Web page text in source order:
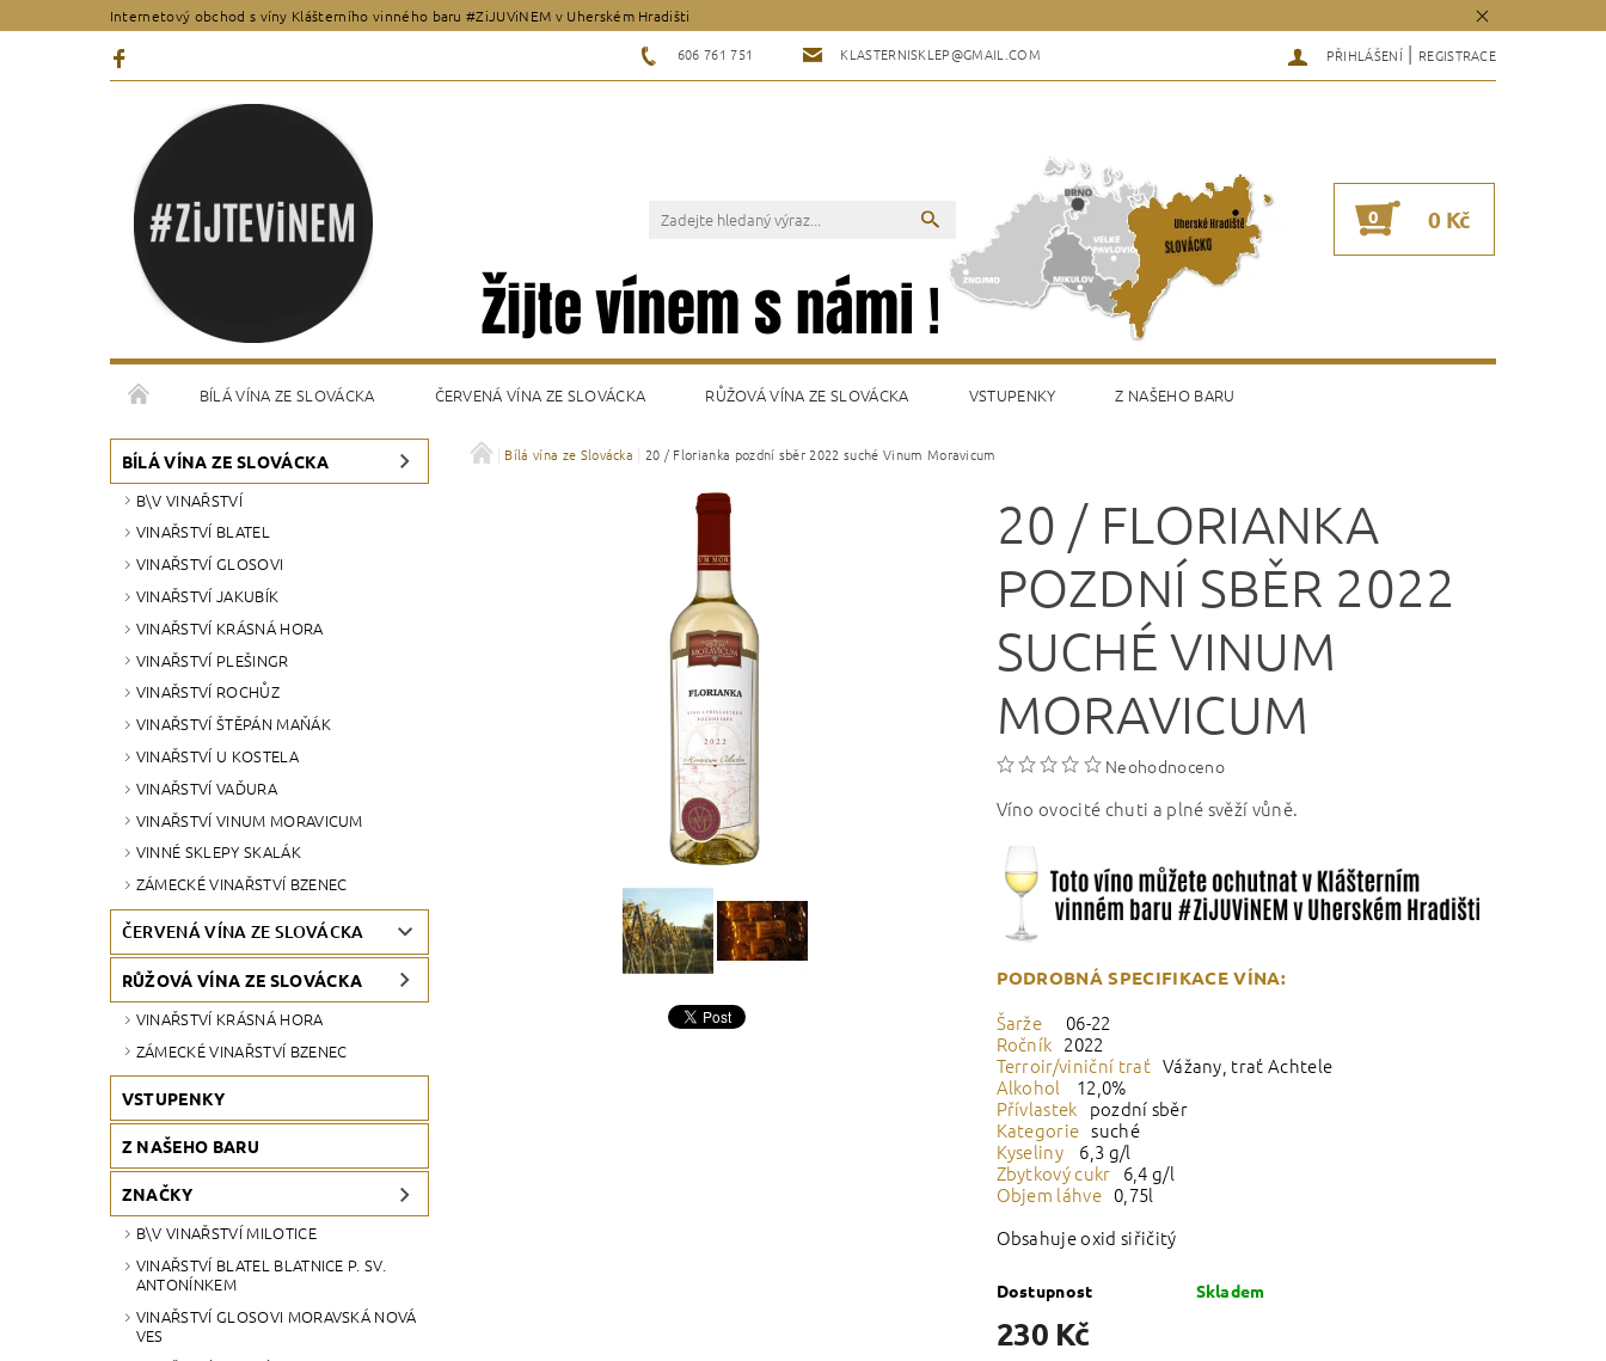
Internetový obchod s víny Klášterního vinného baru #ZiJUViNEM v Uherském Hradišti
606 761 751 KLASTERNISKLEP@GMAIL.COM PŘIHLÁŠENÍ | REGISTRACE
0 0 Kč
BÍLÁ VÍNA ZE SLOVÁCKA ČERVENÁ VÍNA ZE SLOVÁCKA RŮŽOVÁ VÍNA ZE SLOVÁCKA VSTUPENKY Z NAŠEHO BARU
VŠEOBECNÉ OBCHODNÍ PODMÍNKY KONTAKTY
BÍLÁ VÍNA ZE SLOVÁCKA
B\V VINAŘSTVÍ
VINAŘSTVÍ BLATEL
VINAŘSTVÍ GLOSOVI
VINAŘSTVÍ JAKUBÍK
VINAŘSTVÍ KRÁSNÁ HORA
VINAŘSTVÍ PLEŠINGR
VINAŘSTVÍ ROCHŮZ
VINAŘSTVÍ ŠTĚPÁN MAŇÁK
VINAŘSTVÍ U KOSTELA
VINAŘSTVÍ VAĎURA
VINAŘSTVÍ VINUM MORAVICUM
VINNÉ SKLEPY SKALÁK
ZÁMECKÉ VINAŘSTVÍ BZENEC
ČERVENÁ VÍNA ZE SLOVÁCKA
RŮŽOVÁ VÍNA ZE SLOVÁCKA
VINAŘSTVÍ KRÁSNÁ HORA
ZÁMECKÉ VINAŘSTVÍ BZENEC
VSTUPENKY
Z NAŠEHO BARU
ZNAČKY
B\V VINAŘSTVÍ MILOTICE
VINAŘSTVÍ BLATEL BLATNICE P. SV.
ANTONÍNKEM
VINAŘSTVÍ GLOSOVI MORAVSKÁ NOVÁ
VES
Bílá vína ze Slovácka 20 / Florianka pozdní sběr 2022 suché Vinum Moravicum
20 / FLORIANKA
POZDNÍ SBĚR 2022
SUCHÉ VINUM
MORAVICUM
Neohodnoceno
Víno ovocité chuti a plné svěží vůně.
PODROBNÁ SPECIFIKACE VÍNA:
Šarže06-22
Ročník 2022
Terroir/viniční trať Vážany, trať Achtele
Alkohol
12,0%
Přívlastek pozdní sběr
Kategorie suché
Kyseliny
6,3 g/l
Zbytkový cukr 6,4 g/l
Objem láhve 0,75l
Obsahuje oxid siřičitý
Dostupnost Skladem
230 Kč